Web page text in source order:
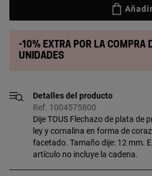
Añadir
-10% extra por la compra
unidades
Detalles del producto
Ref. 1004575800
Dije TOUS Flechazo de plata de
ley y cornalina en forma de
facetado. Tamaño dije: 12 mm.
artículo no incluye la cadena.